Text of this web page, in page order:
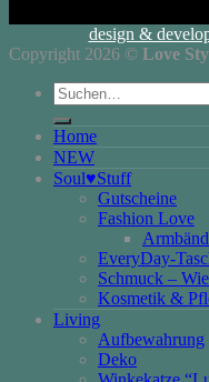
design &
Copyright 2026 © Love
Suchen
nach:
Home
NEW
Soul♥Stuff
Gutscheine
Fashion Love
EveryDay-
Schmuck –
Kosmetik &
Living
Aufbewahrung
Deko